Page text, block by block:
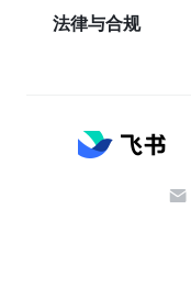
法律与合规